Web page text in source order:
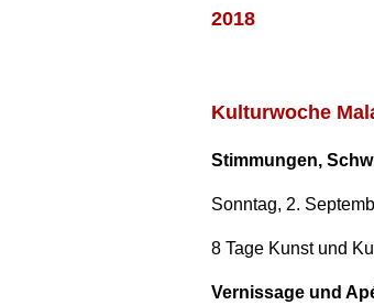
2018
Kulturwoche
Stimmungen,
Sonntag, 2.
8 Tage Kunst und
Vernissage und